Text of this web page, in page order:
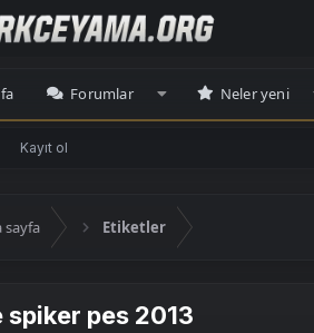
Forumlar Neler yeni
Kayıt ol
sayfa Etiketler
spiker pes 2013